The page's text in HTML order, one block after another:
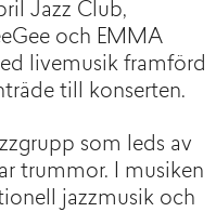
Jazz Club,
och EMMA
livemusik framförd
till konserten.
som leds av
trummor. I musiken
jazzmusik och